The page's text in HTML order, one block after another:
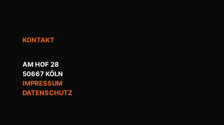
KONTAKT
AM HOF 28
50667 KÖLN
IMPRESSUM
DATENSCHUTZ